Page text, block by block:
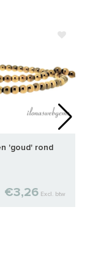
'goud' rond
€3,26 Excl. btw